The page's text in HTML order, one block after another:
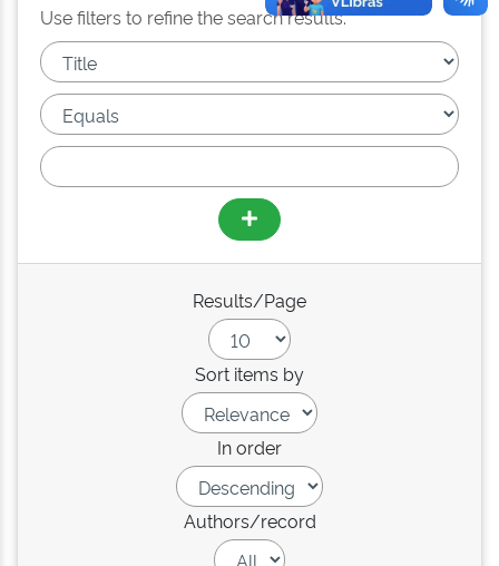
Use filters to refine the search results.
Results/Page
Sort items by
In order
Authors/record